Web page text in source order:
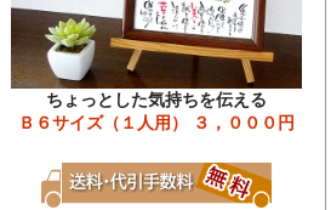
ちょっとした気持ちを伝える
Ｂ６サイズ（１人用） ３，０００円